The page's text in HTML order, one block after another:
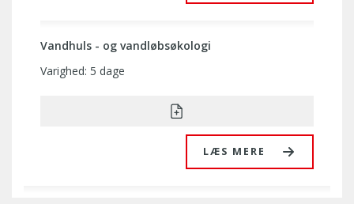
Vandhuls - og vandløbsøkologi
LÆS MERE
Varighed: 5 dage